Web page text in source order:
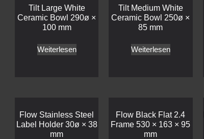
Tilt Large White
Ceramic Bowl 290ø ×
100 mm
Weiterlesen
Tilt Medium White
Ceramic Bowl 250ø ×
85 mm
Weiterlesen
Flow Stainless Steel
Label Holder 30ø × 38
mm
Flow Black Flat 2.4
Frame 530 × 163 × 95
mm